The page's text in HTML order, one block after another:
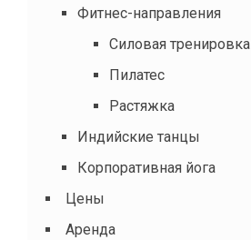
Фитнес-направления
Силовая тренировка
Пилатес
Растяжка
Индийские танцы
Корпоративная йога
Цены
Аренда